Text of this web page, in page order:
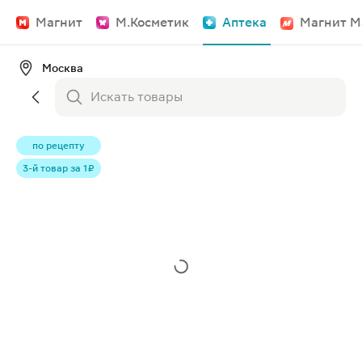
Магнит М.Косметик Аптека Магнит
Москва
по рецепту
3-й товар за 1 ₽